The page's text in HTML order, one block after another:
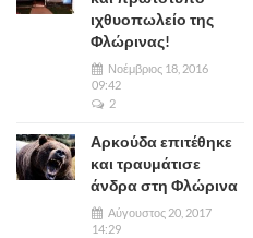
ιχθυοπωλείο της
Φλώρινας!
Νοέμβριος 18, 2016
09:42
2
Αρκούδα επιτέθηκε
και τραυμάτισε
άνδρα στη Φλώρινα
Αύγουστος 20, 2017
14:29